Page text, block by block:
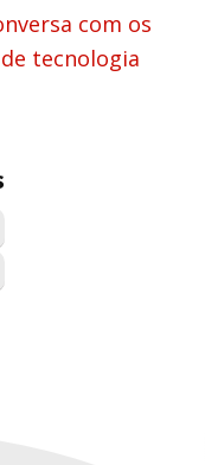
com os
tecnologia